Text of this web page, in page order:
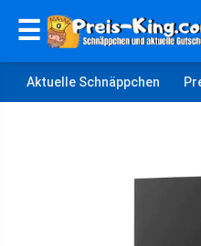
☰
Aktuelle Schnäppchen